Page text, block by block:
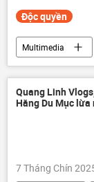
Độc quyền
Multimedia
Vladimir Putin
Diễn đàn Kinh tế
Thế giới
Quang Linh
Hằng Du Mục
7 Tháng Chín